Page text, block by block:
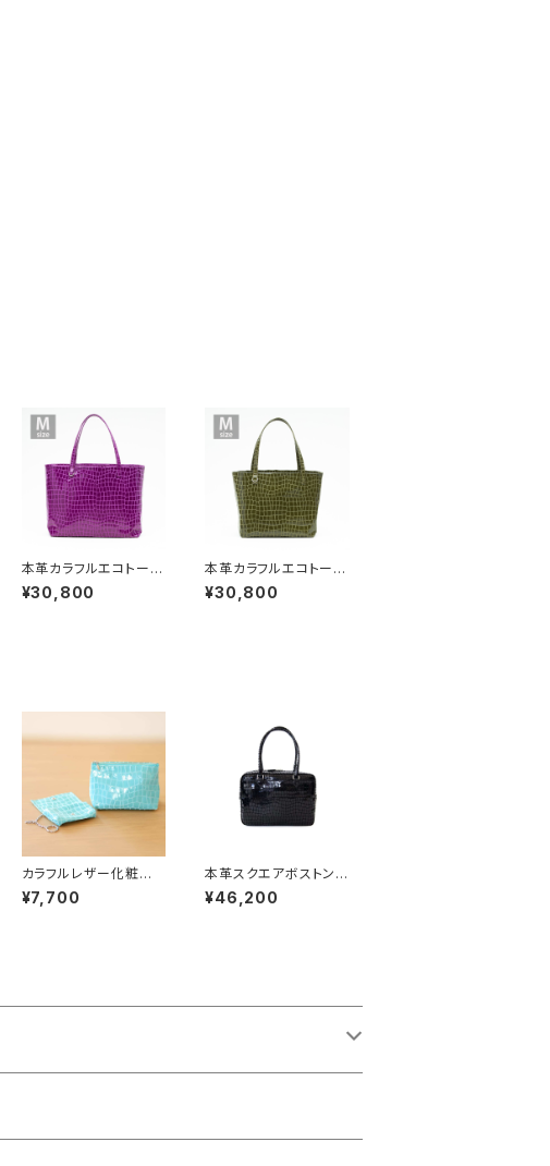
本革カラフルエコトート
バッグ【ピッグスキン】キ
ャンディピンク Mサイズ
¥30,800
本革カラフルエコトート
バッグ【ピッグスキン】オ
リーブ Mサイズ
¥30,800
カラフルレザー化粧ポ
ーチ＆キーケースセット
【マリンブルー】
¥7,700
本革スクエアボストンバ
ッグ【ピッグスキン】ブラ
ック
¥46,200